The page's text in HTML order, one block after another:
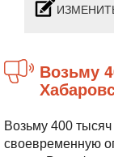
Возьму 400 тысяч под процент в
Возьму 400
своевременную